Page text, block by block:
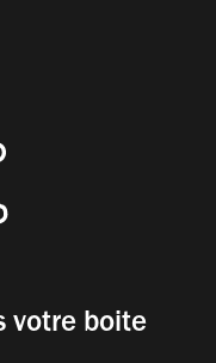
votre boite